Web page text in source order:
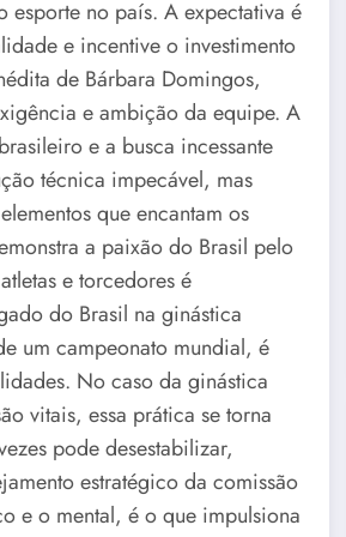
esporte no país. A expectativa é
e incentive o investimento
de Bárbara Domingos,
e ambição da equipe. A
e a busca incessante
técnica impecável, mas
que encantam os
a paixão do Brasil pelo
e torcedores é
do Brasil na ginástica
um campeonato mundial, é
No caso da ginástica
vitais, essa prática se torna
pode desestabilizar,
estratégico da comissão
e o mental, é o que impulsiona